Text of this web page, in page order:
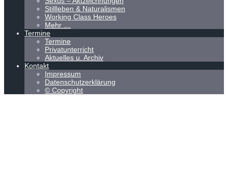
Stillleben & Naturalismen
Working Class Heroes
Mehr …
Termine
Termine
Privatunterricht
Aktuelles u. Archiv
Kontakt
Impressum
Datenschutzerklärung
© Copyright